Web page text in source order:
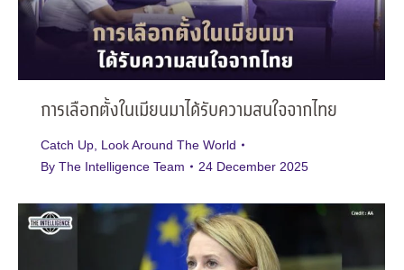
การเลือกตั้งในเมียนมาได้รับความสนใจจากไทย
Catch Up Look Around The World
By The Intelligence Team 24 December 2025